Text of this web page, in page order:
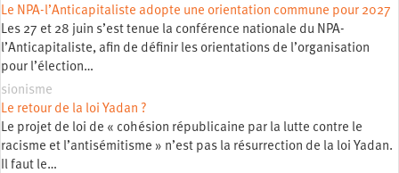
Le NPA-l’Anticapitaliste adopte une orientation commune pour 2027
Les 27 et 28 juin s’est tenue la conférence nationale du NPA-
l’Anticapitaliste, afin de définir les orientations de l’organisation
pour l’élection…
sionisme
Le retour de la loi Yadan ?
Le projet de loi de « cohésion républicaine par la lutte contre le
racisme et l’antisémitisme » n’est pas la résurrection de la loi Yadan.
Il faut le…